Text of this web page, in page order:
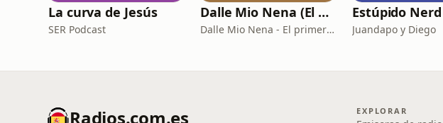
La curva de Jesús
SER Podcast
Dalle Mio Nena (El primer podcast rural de España)
Dalle Mio Nena - El primer podcast rural de España
Estúpido Nerd
Juandapo y Diego
Radios.com.es EXPLORAR